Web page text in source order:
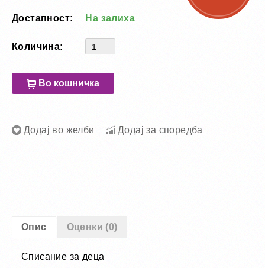
Достапност: На залиха
Количина:
Во кошничка
Додај во желби Додај за споредба
Опис Оценки (0)
Списание за деца